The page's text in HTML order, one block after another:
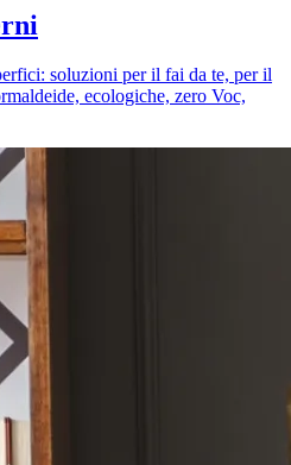
soluzioni per il fai da te, per il
ecologiche, zero Voc,